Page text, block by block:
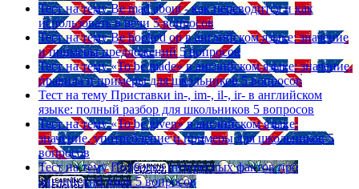
Тест на тему Be mad about - как переводится и как
использовать в речи 5 вопросов
Тест на тему Be hooked on в английском языке: значение
и примеры предложений 5 вопросов
Тест на тему «To be made» в английском языке: значение,
правила и примеры для школьников 5 вопросов
Тест на тему Приставки in-, im-, il-, ir- в английском
языке: полный разбор для школьников 5 вопросов
Тест на тему «To be given» в английском языке:
значение, употребление и примеры для школьников 5
вопросов
Тест на тему Подборка интересных фактов про
английский язык 5 вопросов